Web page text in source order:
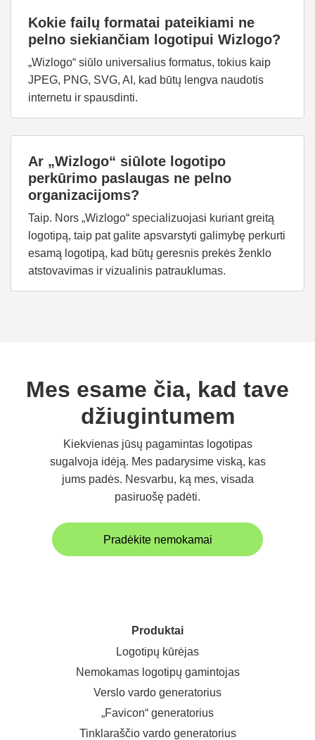
Kokie failų formatai pateikiami ne
pelno siekiančiam logotipui Wizlogo?
„Wizlogo“ siūlo universalius formatus, tokius kaip
JPEG, PNG, SVG, AI, kad būtų lengva naudotis
internetu ir spausdinti.
Ar „Wizlogo“ siūlote logotipo
perkūrimo paslaugas ne pelno
organizacijoms?
Taip. Nors „Wizlogo“ specializuojasi kuriant greitą
logotipą, taip pat galite apsvarstyti galimybę perkurti
esamą logotipą, kad būtų geresnis prekės ženklo
atstovavimas ir vizualinis patrauklumas.
Mes esame čia, kad tave
džiugintumem
Kiekvienas jūsų pagamintas logotipas
sugalvoja idėją. Mes padarysime viską, kas
jums padės. Nesvarbu, ką mes, visada
pasiruošę padėti.
Pradėkite nemokamai
Produktai
Logotipų kūrėjas
Nemokamas logotipų gamintojas
Verslo vardo generatorius
„Favicon“ generatorius
Tinklaraščio vardo generatorius